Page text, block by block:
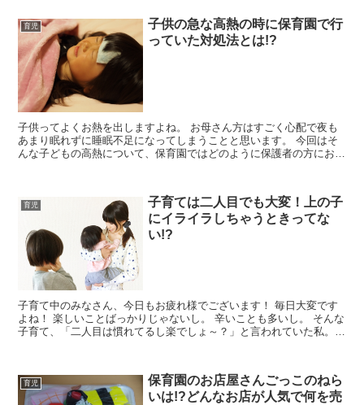
育児
子供の急な高熱の時に保育園で行
っていた対処法とは!?
子供ってよくお熱を出しますよね。 お母さん方はすごく心配で夜も
あまり眠れずに睡眠不足になってしまうことと思います。 今回はそ
んな子どもの高熱について、保育園ではどのように保護者の方にお話
育児
子育ては二人目でも大変！上の子
にイライラしちゃうときってな
い!?
子育て中のみなさん、今日もお疲れ様でございます！ 毎日大変です
よね！ 楽しいことばっかりじゃないし。 辛いことも多いし。 そんな
子育て、「二人目は慣れてるし楽でしょ～？」と言われていた私。
育児
保育園のお店屋さんごっこのねら
いは!?どんなお店が人気で何を売